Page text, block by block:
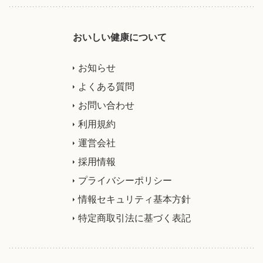
おいしい健康について
お知らせ
よくある質問
お問い合わせ
利用規約
運営会社
採用情報
プライバシーポリシー
情報セキュリティ基本方針
特定商取引法に基づく表記